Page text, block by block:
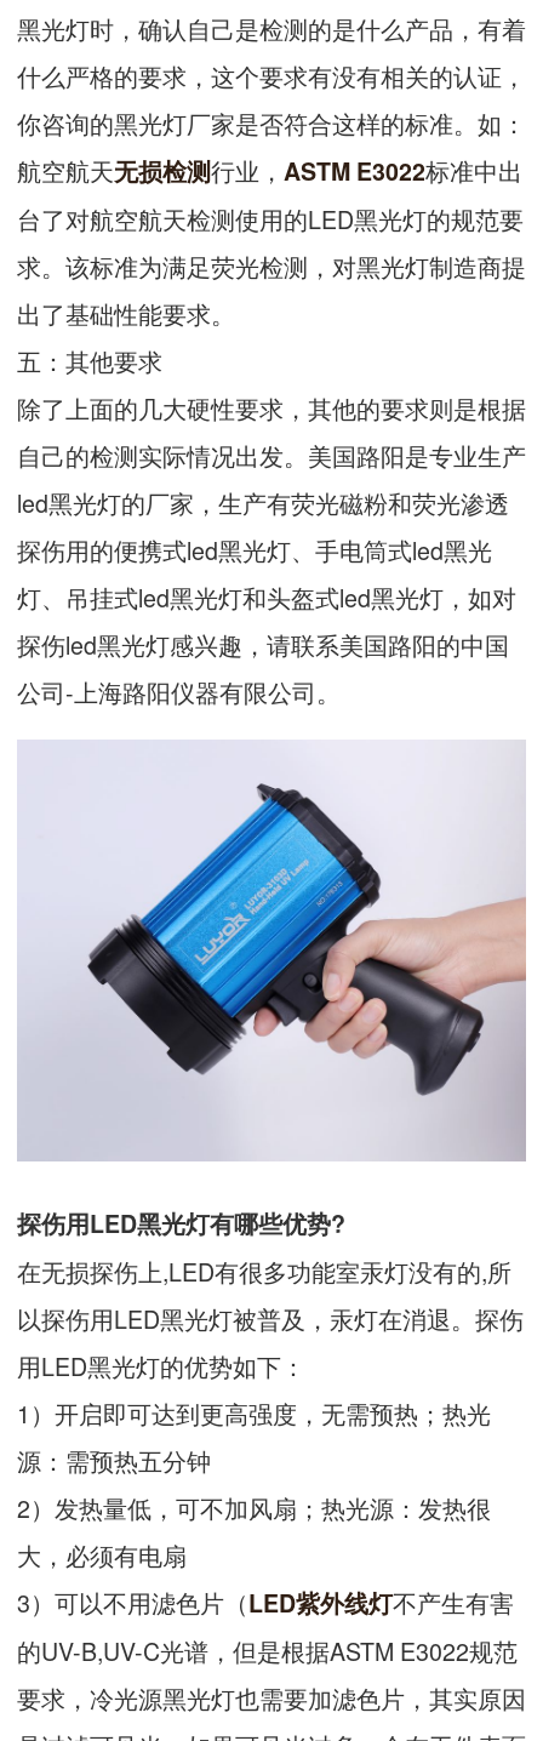
黑光灯时，确认自己是检测的是什么产品，有着
什么严格的要求，这个要求有没有相关的认证，
你咨询的黑光灯厂家是否符合这样的标准。如：
航空航天无损检测行业， ASTM E3022标准中出
台了对航空航天检测使用的LED黑光灯的规范要
求。该标准为满足荧光检测，对黑光灯制造商提
出了基础性能要求。
五：其他要求
除了上面的几大硬性要求，其他的要求则是根据
自己的检测实际情况出发。美国路阳是专业生产
led黑光灯的厂家，生产有荧光磁粉和荧光渗透
探伤用的便携式led黑光灯、手电筒式led黑光
灯、吊挂式led黑光灯和头盔式led黑光灯，如对
探伤led黑光灯感兴趣，请联系美国路阳的中国
公司-上海路阳仪器有限公司。
探伤用LED黑光灯有哪些优势?
在无损探伤上,LED有很多功能室汞灯没有的,所
以探伤用LED黑光灯被普及，汞灯在消退。探伤
用LED黑光灯的优势如下：
1）开启即可达到更高强度，无需预热；热光
源：需预热五分钟
2）发热量低，可不加风扇；热光源：发热很
大，必须有电扇
3）可以不用滤色片（LED紫外线灯不产生有害
的UV-B,UV-C光谱，但是根据ASTM E3022规范
要求，冷光源黑光灯也需要加滤色片，其实原因